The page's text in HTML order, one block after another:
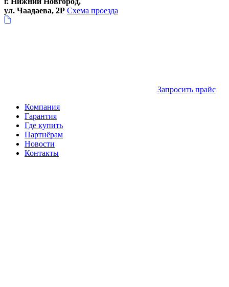
ул. Чаадаева, 2Р Схема проезда
Запросить прайс
Компания
Гарантия
Где купить
Партнёрам
Новости
Контакты